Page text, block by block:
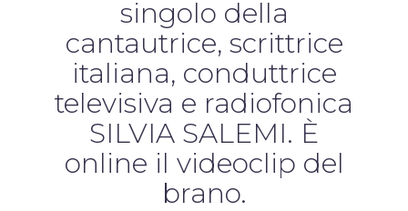
singolo della
cantautrice, scrittrice
italiana, conduttrice
televisiva e radiofonica
SILVIA SALEMI. È
online il videoclip del
brano.